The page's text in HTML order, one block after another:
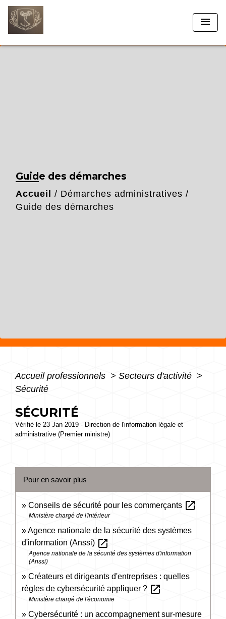
menu
Guide des démarches
Accueil / Démarches administratives /
Guide des démarches
Accueil professionnels > Secteurs d'activité >
Sécurité
SÉCURITÉ
Vérifié le 23 Jan 2019 - Direction de l'information légale et
administrative (Premier ministre)
Pour en savoir plus
Conseils de sécurité pour les commerçants open_in_new
Ministère chargé de l'intérieur
Agence nationale de la sécurité des systèmes
d'information (Anssi) open_in_new
Agence nationale de la sécurité des systèmes d'information
(Anssi)
Créateurs et dirigeants d'entreprises : quelles
règles de cybersécurité appliquer ? open_in_new
Ministère chargé de l'économie
Cybersécurité : un accompagnement sur-mesure